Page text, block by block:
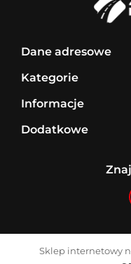
Dane adresowe
Kategorie
Informacje
Dodatkowe
Sklep internetowy